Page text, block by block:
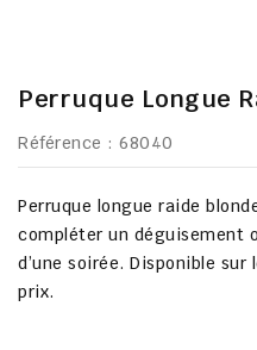
Perruque Longue
Référence : 68040
Perruque longue raide
compléter un déguisement
d’une soirée. Disponible
prix.